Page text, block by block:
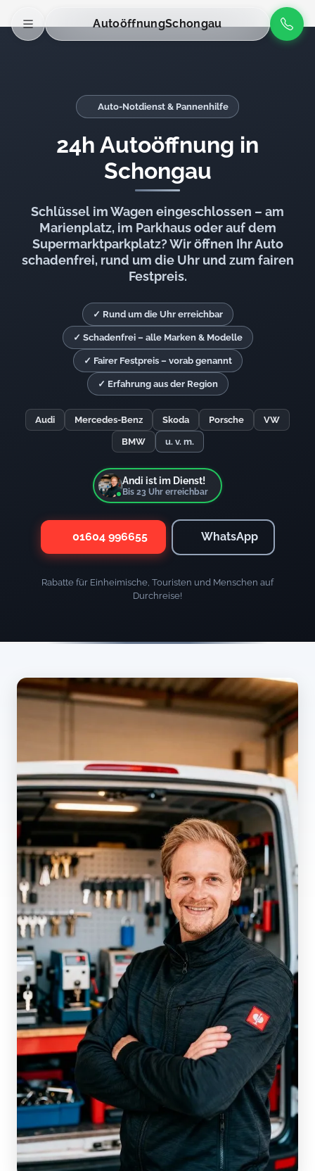
AutoöffnungSchongau
Auto-Notdienst & Pannenhilfe
24h Autoöffnung in
Schongau
Schlüssel im Wagen eingeschlossen – am
Marienplatz, im Parkhaus oder auf dem
Supermarktparkplatz? Wir öffnen Ihr Auto
schadenfrei, rund um die Uhr und zum fairen
Festpreis.
✓ Rund um die Uhr erreichbar
✓ Schadenfrei – alle Marken & Modelle
✓ Fairer Festpreis – vorab genannt
✓ Erfahrung aus der Region
Audi Mercedes-Benz Skoda Porsche VW
BMW u. v. m.
Andi ist im Dienst!
Bis 23 Uhr erreichbar
01604 996655 WhatsApp
Rabatte für Einheimische, Touristen und Menschen auf
Durchreise!